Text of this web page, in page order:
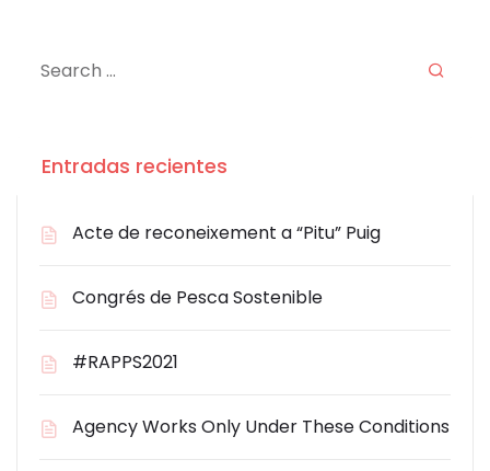
Entradas recientes
Acte de reconeixement a “Pitu” Puig
Congrés de Pesca Sostenible
#RAPPS2021
Agency Works Only Under These Conditions